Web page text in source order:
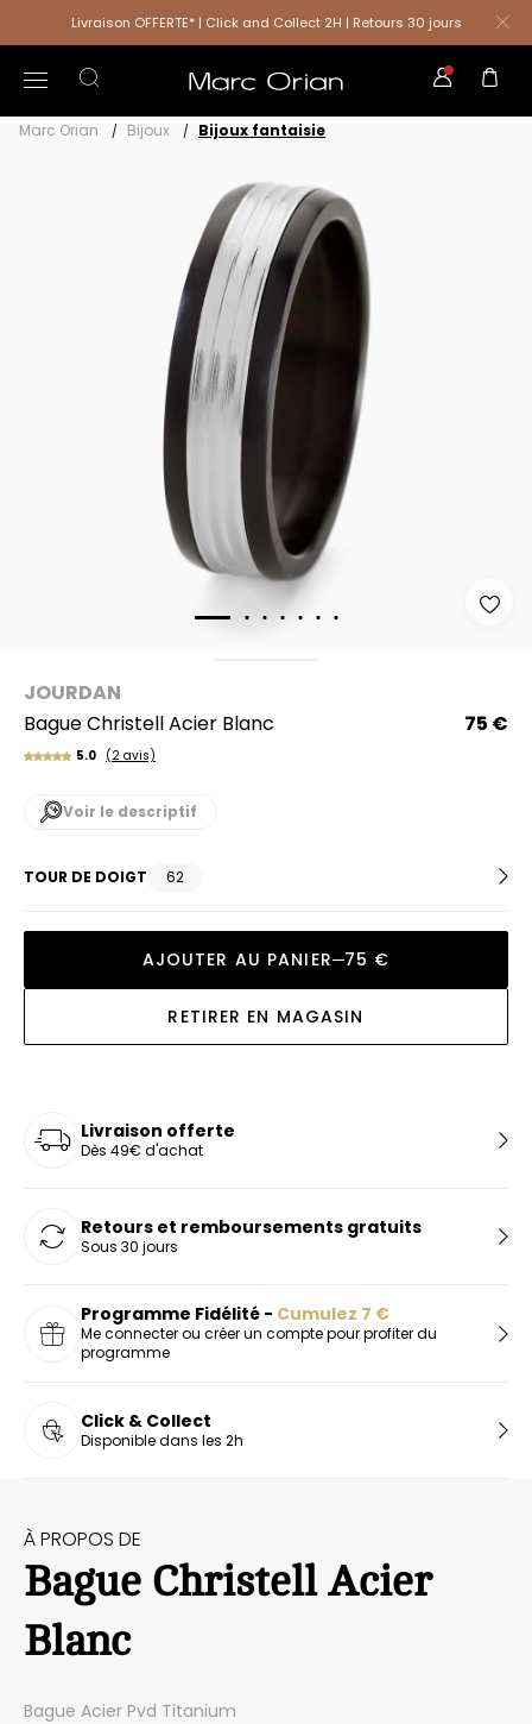
Livraison OFFERTE* | Click and Collect 2H | Retours 30 jours
Marc Orian Bijoux Bijoux fantaisie
JOURDAN
Bague Christell Acier Blanc
75 €
5.0 (2 avis)
Voir le descriptif
TOUR DE DOIGT 62
AJOUTER AU PANIER 75 €
RETIRER EN MAGASIN
Livraison offerte
Dès 49€ d'achat
Retours et remboursements gratuits
Sous 30 jours
Programme Fidélité - Cumulez 7 €
Me connecter ou créer un compte pour profiter du
programme
Click & Collect
Disponible dans les 2h
À PROPOS DE
Bague Christell Acier
Blanc
Bague Acier Pvd Titanium